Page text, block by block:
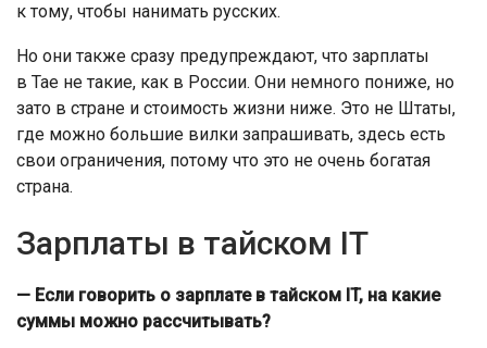
к тому, чтобы нанимать русских.
Но они также сразу предупреждают, что зарплаты
в Тае не такие, как в России. Они немного пониже, но
зато в стране и стоимость жизни ниже. Это не Штаты,
где можно большие вилки запрашивать, здесь есть
свои ограничения, потому что это не очень богатая
страна.
Зарплаты в тайском IT
— Если говорить о зарплате в тайском IT, на какие
суммы можно рассчитывать?